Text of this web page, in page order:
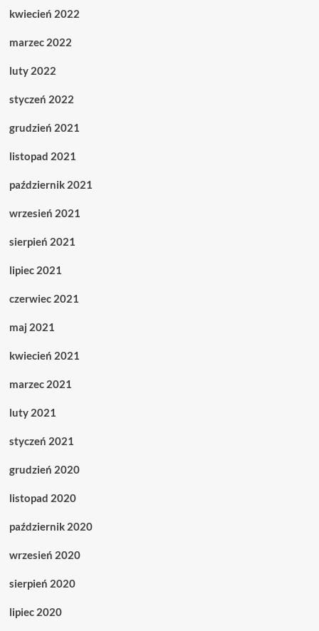
kwiecień 2022
marzec 2022
luty 2022
styczeń 2022
grudzień 2021
listopad 2021
październik 2021
wrzesień 2021
sierpień 2021
lipiec 2021
czerwiec 2021
maj 2021
kwiecień 2021
marzec 2021
luty 2021
styczeń 2021
grudzień 2020
listopad 2020
październik 2020
wrzesień 2020
sierpień 2020
lipiec 2020